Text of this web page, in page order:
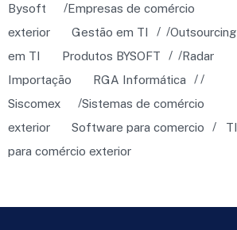
Bysoft
Empresas de comércio
exterior
Gestão em TI
Outsourcing
em TI
Produtos BYSOFT
Radar
Importação
RGA Informática
Siscomex
Sistemas de comércio
exterior
Software para comercio
TI
para comércio exterior